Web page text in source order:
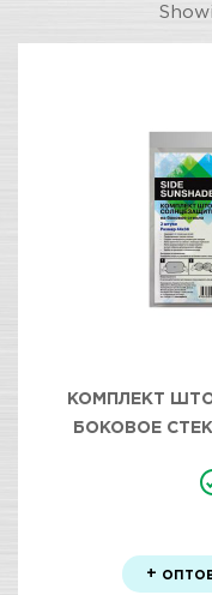
КОМПЛЕКТ
БОКОВОЕ
+